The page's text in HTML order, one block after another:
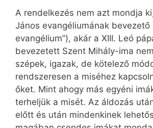
A rendelkezés nem azt mondja
János evangéliumának bevezető
evangélium”), akár a XIII. Leó
bevezetett Szent Mihály-ima
szépek, igazak, de kötelező
rendszeresen a miséhez
őket. Mint ahogy más egyéni
terheljük a misét. Az áldozás
előtt és után mindenkinek